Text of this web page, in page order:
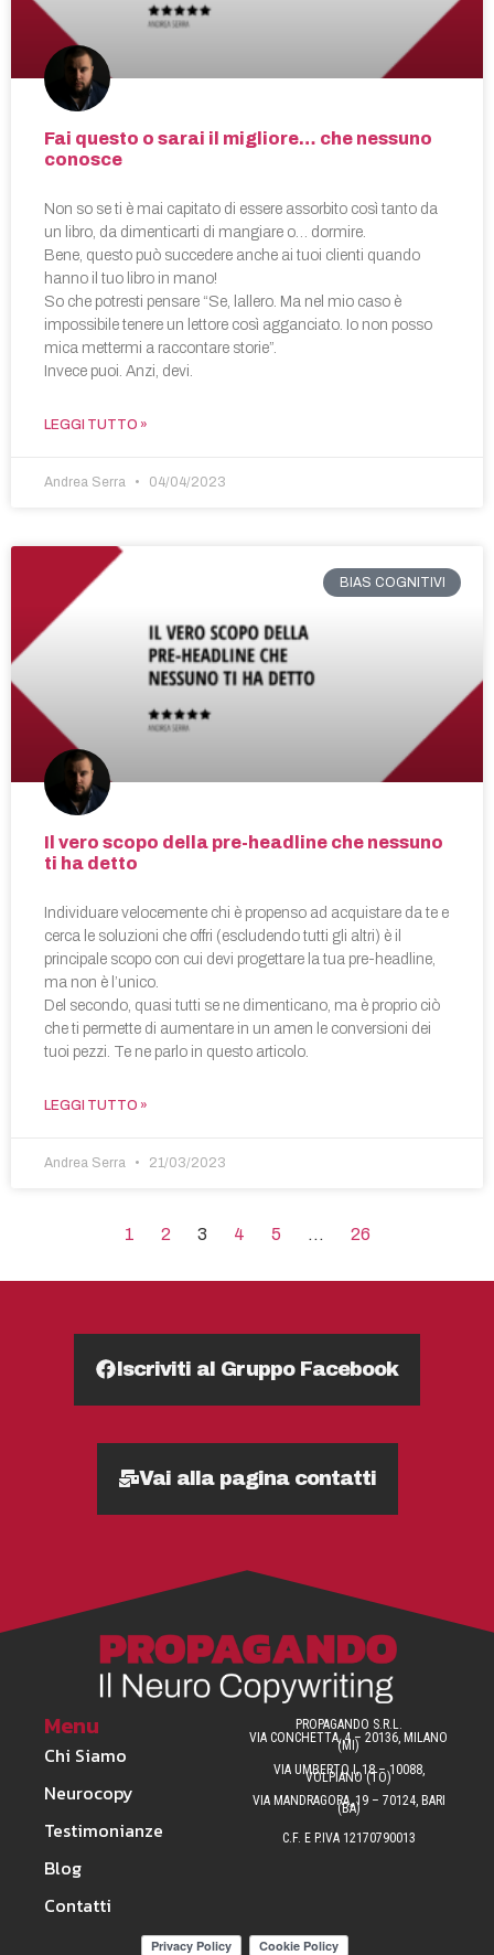
Fai questo o sarai il migliore… che nessuno
conosce
Non so se ti è mai capitato di essere assorbito così tanto da
un libro, da dimenticarti di mangiare o… dormire.
Bene, questo può succedere anche ai tuoi clienti quando
hanno il tuo libro in mano!
So che potresti pensare “Se, lallero. Ma nel mio caso è
impossibile tenere un lettore così agganciato. Io non posso
mica mettermi a raccontare storie”.
Invece puoi. Anzi, devi.
LEGGI TUTTO »
Andrea Serra 04/04/2023
BIAS COGNITIVI
Il vero scopo della pre-headline che nessuno
ti ha detto
Individuare velocemente chi è propenso ad acquistare da te e
cerca le soluzioni che offri (escludendo tutti gli altri) è il
principale scopo con cui devi progettare la tua pre-headline,
ma non è l’unico.
Del secondo, quasi tutti se ne dimenticano, ma è proprio ciò
che ti permette di aumentare in un amen le conversioni dei
tuoi pezzi. Te ne parlo in questo articolo.
LEGGI TUTTO »
Andrea Serra 21/03/2023
1 2 3 4 5 … 26
Iscriviti al Gruppo Facebook
Vai alla pagina contatti
Menu
Chi Siamo
Neurocopy
Testimonianze
Blog
Contatti
PROPAGANDO S.R.L.
VIA CONCHETTA, 4 – 20136, MILANO
(MI)
VIA UMBERTO I, 18 – 10088,
VOLPIANO (TO)
VIA MANDRAGORA, 19 – 70124, BARI
(BA)
C.F. E P.IVA 12170790013